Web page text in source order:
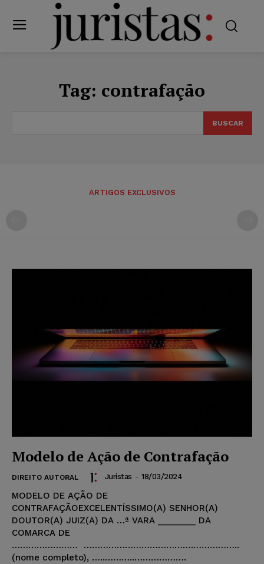
Tag: contrafação
BUSCAR
ARTIGOS EXCLUSIVOS
Modelo de Ação de Contrafação
DIREITO AUTORAL Juristas - 18/03/2024
MODELO DE AÇÃO DE
CONTRAFAÇÃOEXCELENTÍSSIMO(A) SENHOR(A)
DOUTOR(A) JUIZ(A) DA …ª VARA ________ DA
COMARCA DE
…………………… ………………………………….……………..
(nome completo), …..………..……………….